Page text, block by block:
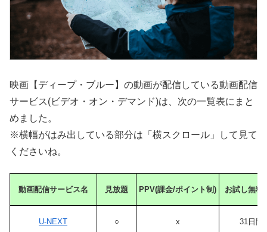
映画【ディープ・ブルー】の動画が配信している動画配信
サービス(ビデオ・オン・デマンド)は、次の一覧表にまと
めました。
※横幅がはみ出している部分は「横スクロール」して見て
くださいね。
動画配信サービス名 見放題 PPV(課金/ポイント制) お試し無料
U-NEXT ○ x 31日間